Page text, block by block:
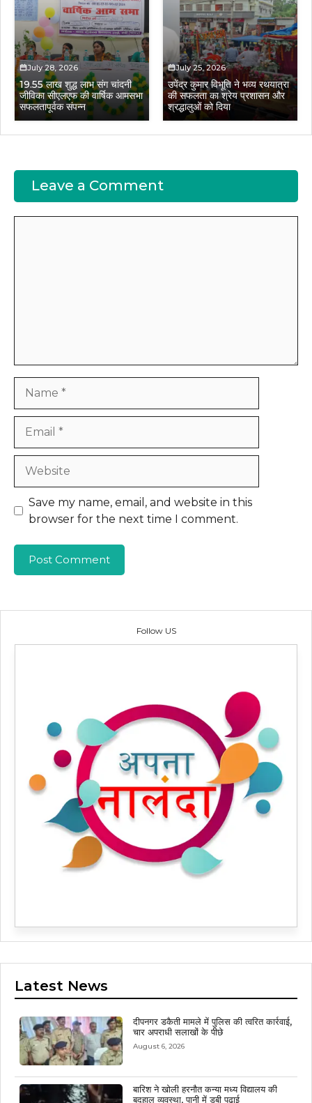
July 28, 2026
19.55 लाख शुद्ध लाभ संग चांदनी
जीविका सीएलएफ की वार्षिक आमसभा
सफलतापूर्वक संपन्न
July 25, 2026
उपेंद्र कुमार विभूति ने भव्य रथयात्रा
की सफलता का श्रेय प्रशासन और
श्रद्धालुओं को दिया
Leave a Comment
Save my name, email, and website in this
browser for the next time I comment.
Follow US
Latest News
दीपनगर डकैती मामले में पुलिस की त्वरित कार्रवाई,
चार अपराधी सलाखों के पीछे
August 6, 2026
बारिश ने खोली हरनौत कन्या मध्य विद्यालय की
बदहाल व्यवस्था, पानी में डूबी पढ़ाई